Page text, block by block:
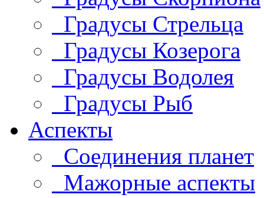
Градусы Стрельца
Градусы Козерога
Градусы Водолея
Градусы Рыб
Аспекты
Соединения планет
Мажорные аспекты